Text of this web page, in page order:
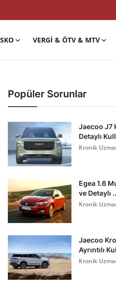
VERGI & ÖTV & MTV
Popüler Sorunlar
Jaecoo J7
Detaylı
Kronik
Egea 1.6
ve Detaylı
Kronik
Jaecoo
Ayrıntılı
Kronik